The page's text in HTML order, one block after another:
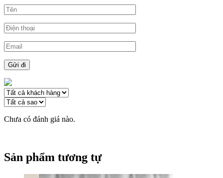
Chưa có đánh giá nào.
Sản phẩm tương tự